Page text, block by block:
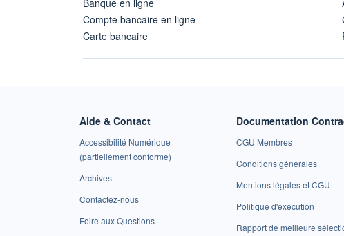
Compte bancaire en ligne
Carte bancaire
Aide & Contact
Accessibilité Numérique
(partiellement conforme)
Archives
Contactez-nous
Foire aux Questions
Documentation
CGU Membres
Conditions générales
Mentions légales et CGU
Politique d'exécution
Rapport de meilleure